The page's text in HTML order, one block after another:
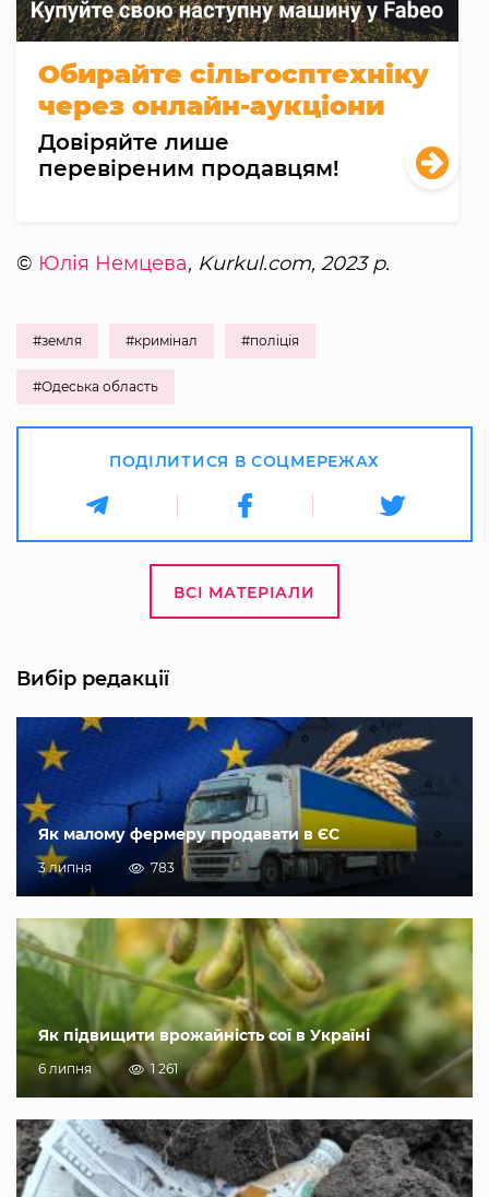
Обирайте сільгосптехніку
через онлайн-аукціони
Довіряйте лише
перевіреним продавцям!
© Юлія Немцева, Kurkul.com, 2023 р.
#земля #кримінал #поліція
#Одеська область
ПОДІЛИТИСЯ В СОЦМЕРЕЖАХ
ВСІ МАТЕРІАЛИ
Вибір редакції
Як малому фермеру продавати в ЄС
3 липня 783
Як підвищити врожайність сої в Україні
6 липня 1 261